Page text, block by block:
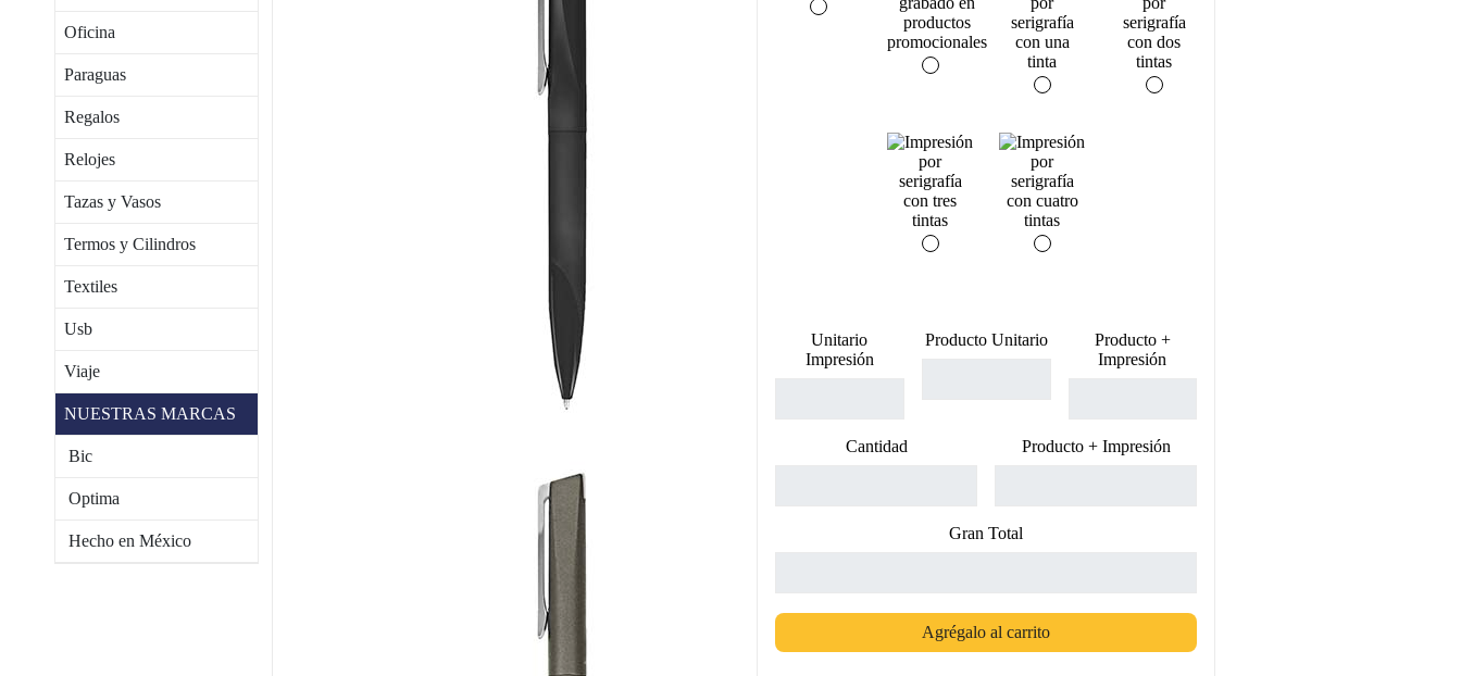
Oficina
Paraguas
Regalos
Relojes
Tazas y Vasos
Termos y Cilindros
Textiles
Usb
Viaje
NUESTRAS MARCAS
Bic
Optima
Hecho en México
Unitario
Impresión
Producto Unitario
Producto +
Impresión
Cantidad Producto + Impresión
Gran Total
Agrégalo al carrito